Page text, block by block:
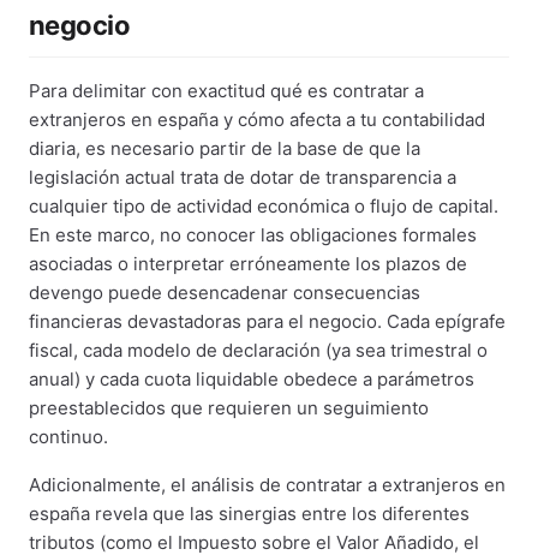
negocio
Para delimitar con exactitud qué es contratar a
extranjeros en españa y cómo afecta a tu contabilidad
diaria, es necesario partir de la base de que la
legislación actual trata de dotar de transparencia a
cualquier tipo de actividad económica o flujo de capital.
En este marco, no conocer las obligaciones formales
asociadas o interpretar erróneamente los plazos de
devengo puede desencadenar consecuencias
financieras devastadoras para el negocio. Cada epígrafe
fiscal, cada modelo de declaración (ya sea trimestral o
anual) y cada cuota liquidable obedece a parámetros
preestablecidos que requieren un seguimiento
continuo.
Adicionalmente, el análisis de contratar a extranjeros en
españa revela que las sinergias entre los diferentes
tributos (como el Impuesto sobre el Valor Añadido, el